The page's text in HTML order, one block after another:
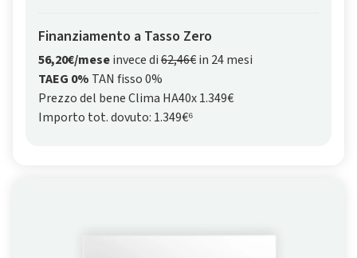
Finanziamento a Tasso Zero
56,20€/meseinvece di62,46€in 24 mesi
TAEG 0% TAN fisso 0%
Prezzo del bene Clima HA40x 1.349€
Importo tot. dovuto: 1.349€⁶